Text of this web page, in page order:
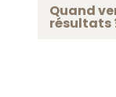
Quand
résultats